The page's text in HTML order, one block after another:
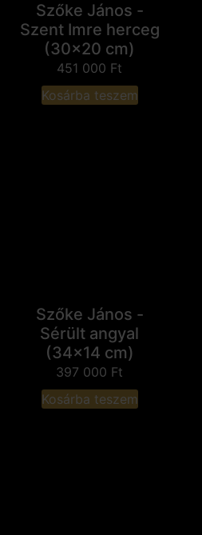
Szőke János -
Szent Imre herceg
(30x20 cm)
451 000 Ft
Kosárba teszem
Szőke János -
Sérült angyal
(34x14 cm)
397 000 Ft
Kosárba teszem